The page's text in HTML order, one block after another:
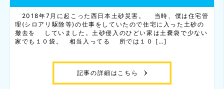
2018年7月に起こった西日本土砂災害。 当時、僕は住宅管
理(シロアリ駆除等)の仕事をしていたので住宅に入った土砂の
撤去を していました。土砂侵入のひどい家は土嚢袋で少ない
家でも１０袋。 相当入ってる 所では１０ […]
記事の詳細はこちら